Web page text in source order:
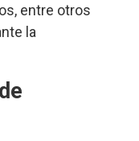
entre otros
la